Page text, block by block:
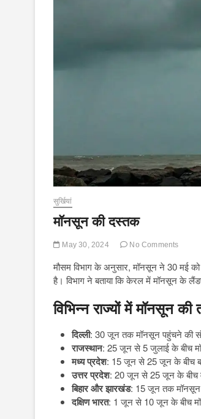
सुर्खियां
मॉनसून की दस्तक
May 30, 2024 No Comments
मौसम विभाग के अनुसार, मॉनसून ने 30 मई
है। विभाग ने बताया कि केरल में मॉनसून के
विभिन्न राज्यों में मॉनसून की
दिल्ली: 30 जून तक मॉनसून पहुंचने की
राजस्थान: 25 जून से 5 जुलाई के बीच
मध्य प्रदेश: 15 जून से 25 जून के बीच
उत्तर प्रदेश: 20 जून से 25 जून के बीच
बिहार और झारखंड: 15 जून तक मॉनसून
दक्षिण भारत: 1 जून से 10 जून के बीच